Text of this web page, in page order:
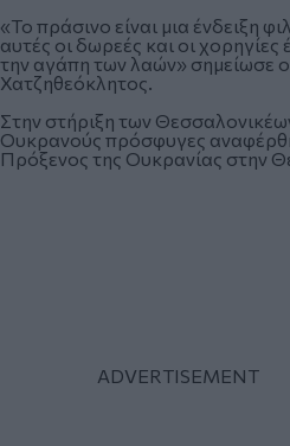
«Το πράσινο είναι μια ένδειξη
αυτές οι δωρεές και οι
την αγάπη των λαών» σημείωσε
Χατζηθεόκλητος.
Στην στήριξη των
Ουκρανούς πρόσφυγες
Πρόξενος της Ουκρανίας στην